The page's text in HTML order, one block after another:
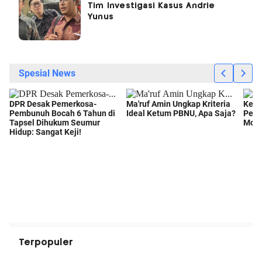
Tim Investigasi Kasus Andrie
Yunus
Terpopuler